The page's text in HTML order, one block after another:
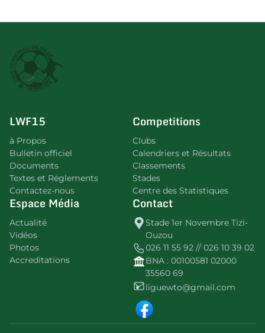
LWF15
à Propos
Bulletin officiel
Documents
Textes et Réglements
Contactez-nous
Competitions
Clubs
Calendriers et Résultats
Classements
Stades
Centre des Statistiques
Espace Média
Actualité
Vidéos
Photos
Accreditations
Contact
Stade 1er Novembre Tizi-
Ouzou
026 11 55 92 // 026 10 39 02
BNA : 00100581 02000
35560 69
liguewto@gmail.com